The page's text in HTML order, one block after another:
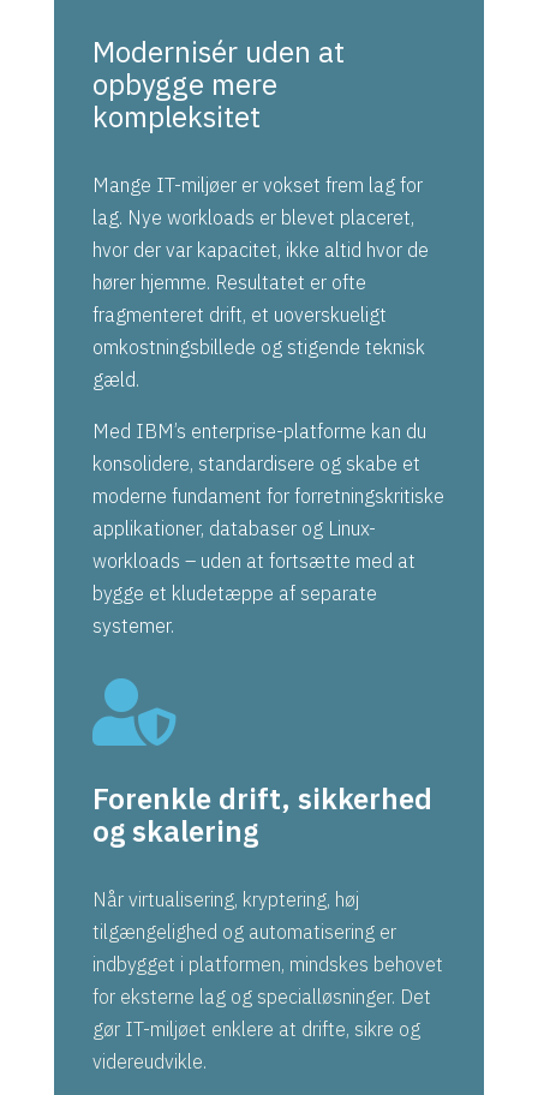
Modernisér uden at
opbygge mere
kompleksitet
Mange IT-miljøer er vokset frem lag for
lag. Nye workloads er blevet placeret,
hvor der var kapacitet, ikke altid hvor de
hører hjemme. Resultatet er ofte
fragmenteret drift, et uoverskueligt
omkostningsbillede og stigende teknisk
gæld.
Med IBM’s enterprise-platforme kan du
konsolidere, standardisere og skabe et
moderne fundament for forretningskritiske
applikationer, databaser og Linux-
workloads – uden at fortsætte med at
bygge et kludetæppe af separate
systemer.

Forenkle drift, sikkerhed
og skalering
Når virtualisering, kryptering, høj
tilgængelighed og automatisering er
indbygget i platformen, mindskes behovet
for eksterne lag og specialløsninger. Det
gør IT-miljøet enklere at drifte, sikre og
videreudvikle.